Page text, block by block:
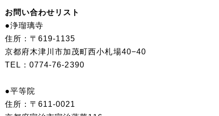
お問い合わせリスト
●浄瑠璃寺
住所：〒619-1135
京都府木津川市加茂町西小札場40−40
TEL：0774-76-2390
●平等院
住所：〒611-0021